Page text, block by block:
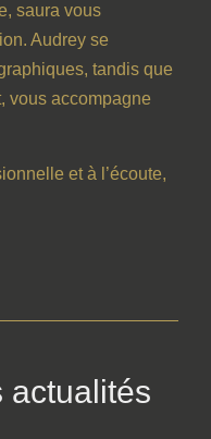
saura vous
Audrey se
tandis que
vous accompagne
et à l’écoute,
actualités